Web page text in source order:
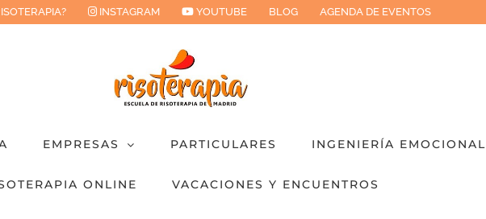
INSTAGRAM YOUTUBE BLOG AGENDA DE EVENTOS
EMPRESAS PARTICULARES INGENIERÍA EMOCIONAL
ONLINE VACACIONES Y ENCUENTROS